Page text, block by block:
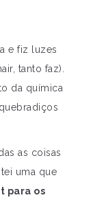
e fiz luzes
tanto faz).
da química
as coisas
uma que
para os